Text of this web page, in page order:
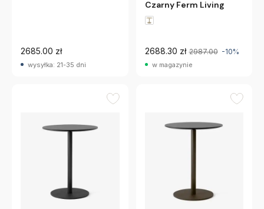
2685.00 zł
wysyłka: 21-35 dni
Czarny Ferm Living
2688.30 zł 2987.00 -10%
w magazynie